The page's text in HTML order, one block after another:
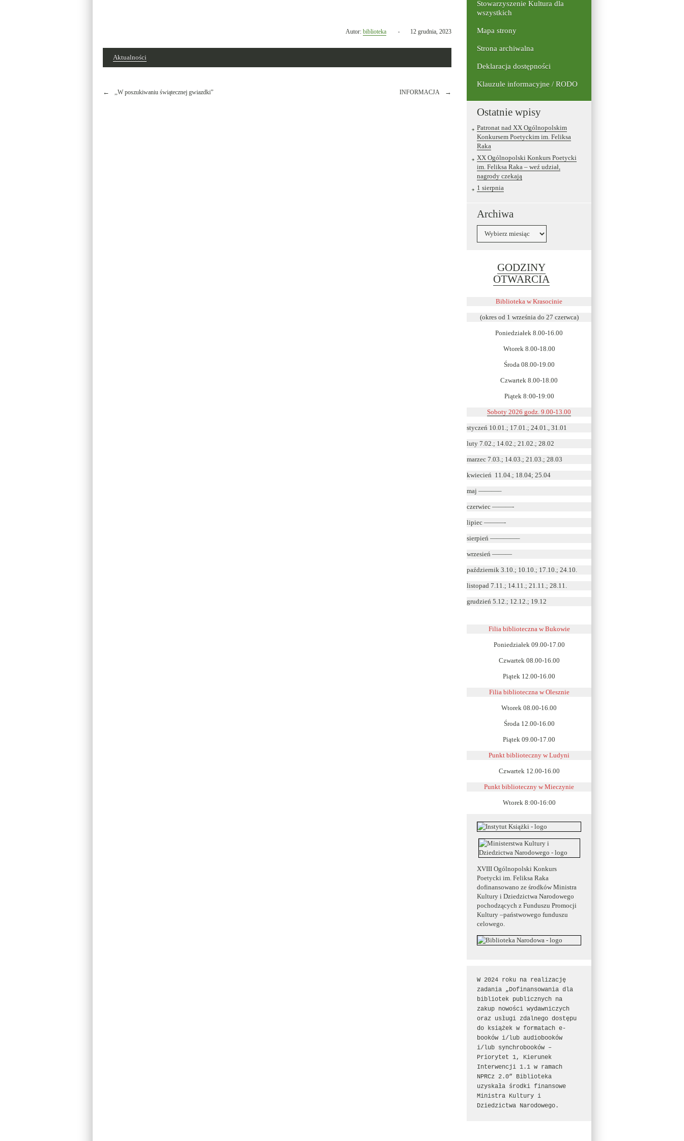
Autor: bibliotekaOpublikowano
dniu
12 grudnia, 2023
Aktualności
Nawigacja
,,W poszukiwaniu świątecznej gwiazdki” INFORMACJA
Stowarzyszenie Kultura dla
wszystkich
Mapa strony
Strona archiwalna
Deklaracja dostępności
Klauzule informacyjne / RODO
Ostatnie wpisy
Patronat nad XX Ogólnopolskim
Konkursem Poetyckim im. Feliksa
Raka
XX Ogólnopolski Konkurs Poetycki
im. Feliksa Raka – weź udział,
nagrody czekają
1 sierpnia
Archiwa
GODZINY
OTWARCIA
się
w
oknie
Biblioteka w Krasocinie
(okres od 1 września do 27 czerwca)
Poniedziałek 8.00-16.00
Wtorek 8.00-18.00
Środa 08.00-19.00
Czwartek 8.00-18.00
Piątek 8:00-19:00
Soboty 2026 godz. 9.00-13.00
styczeń 10.01.; 17.01.; 24.01., 31.01
luty 7.02.; 14.02.; 21.02.; 28.02
marzec 7.03.; 14.03.; 21.03.; 28.03
kwiecień 11.04.; 18.04; 25.04
maj ———–
czerwiec ———-
lipiec ———-
sierpień ————–
wrzesień ———
październik 3.10.; 10.10.; 17.10.; 24.10.
listopad 7.11.; 14.11.; 21.11.; 28.11.
grudzień 5.12.; 12.12.; 19.12
Filia biblioteczna w Bukowie
Poniedziałek 09.00-17.00
Czwartek 08.00-16.00
Piątek 12.00-16.00
Filia biblioteczna w Olesznie
Wtorek 08.00-16.00
Środa 12.00-16.00
Piątek 09.00-17.00
Punkt biblioteczny w Ludyni
Czwartek 12.00-16.00
Punkt biblioteczny w Mieczynie
Wtorek 8:00-16:00
XVIII Ogólnopolski Konkurs
Poetycki im. Feliksa Raka
dofinansowano ze środków Ministra
Kultury i Dziedzictwa Narodowego
pochodzących z Funduszu Promocji
Kultury –państwowego funduszu
celowego.
W 2024 roku na realizację
zadania „Dofinansowania dla
bibliotek publicznych na
zakup nowości wydawniczych
oraz usługi zdalnego dostępu
do książek w formatach e-
booków i/lub audiobooków
i/lub synchrobooków –
Priorytet 1, Kierunek
Interwencji 1.1 w ramach
NPRCz 2.0” Biblioteka
uzyskała środki finansowe
Ministra Kultury i
Dziedzictwa Narodowego.